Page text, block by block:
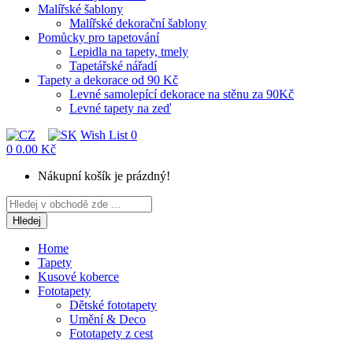
Malířské šablony
Malířské dekorační šablony
Pomůcky pro tapetování
Lepidla na tapety, tmely
Tapetářské nářadí
Tapety a dekorace od 90 Kč
Levné samolepící dekorace na stěnu za 90Kč
Levné tapety na zeď
Wish List 0
0 0.00 Kč
Nákupní košík je prázdný!
Hledej
Home
Tapety
Kusové koberce
Fototapety
Dětské fototapety
Umění & Deco
Fototapety z cest